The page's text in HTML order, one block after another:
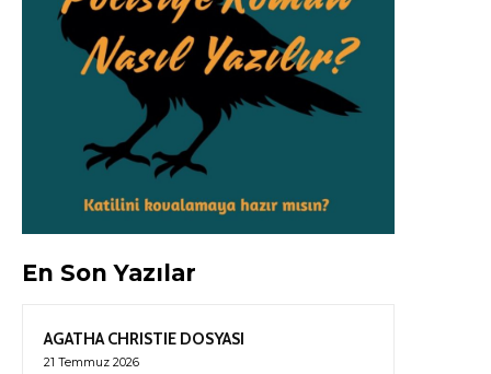
En Son Yazılar
AGATHA CHRISTIE DOSYASI
21 Temmuz 2026